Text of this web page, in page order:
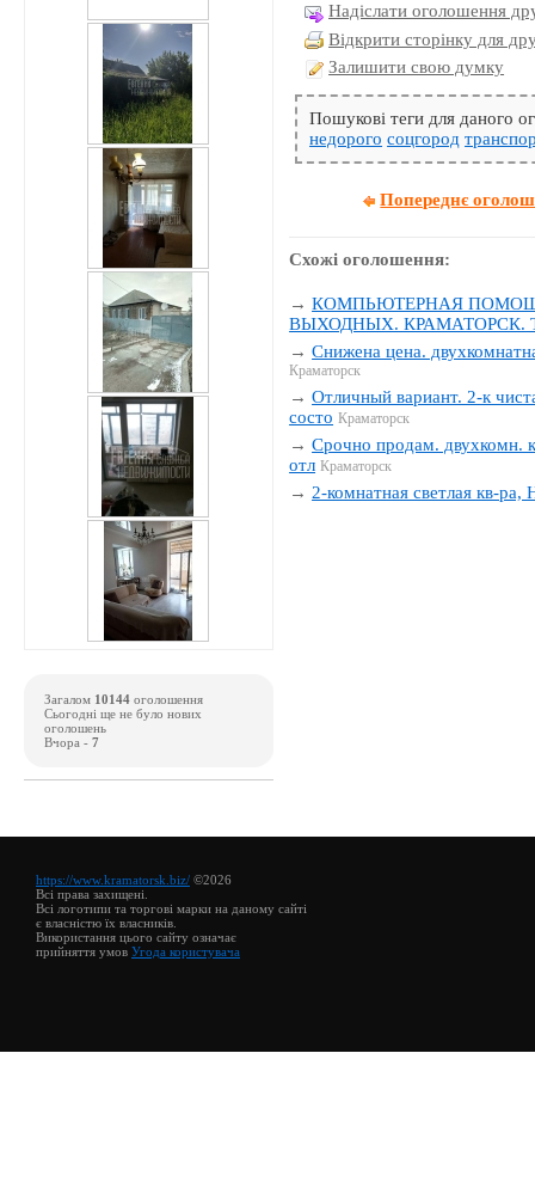
Надіслати оголошення
Відкрити сторінку для
Залишити свою думку
Пошукові теги для даного
недорого соцгород
Попереднє
Схожі оголошення:
→КОМПЬЮТЕРНАЯ
ВЫХОДНЫХ. КРАМАТОРСК.
→Снижена цена.
Краматорск
→Отличный вариант. 2-к
состо Краматорск
→Срочно продам. двухкомн.
отл Краматорск
→ 2-комнатная светлая кв-
Загалом 10144 оголошення
Сьогодні ще не було нових
оголошень
Вчора - 7
https://www.kramatorsk.biz/ ©2026
Всі права захищені.
Всі логотипи та торгові марки на даному сайті
є власністю їх власників.
Використання цього сайту означає
прийняття умов Угода користувача